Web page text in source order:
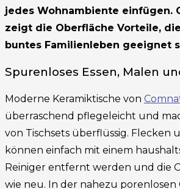
jedes Wohnambiente einfügen.
zeigt die Oberfläche Vorteile,
buntes Familienleben geeignet
Spurenloses Essen, Malen
Moderne Keramiktische von
überraschend pflegeleicht und
von Tischsets überflüssig. Flecken
können einfach mit einem
Reiniger entfernt werden und die
wie neu. In der nahezu porenlosen